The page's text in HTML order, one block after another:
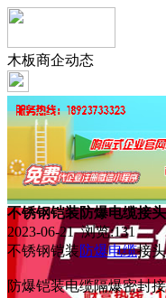
木板商企动态
不锈钢铠装防爆电缆接
2023-06-21 浏览:131
不锈钢铠装防爆电缆接
防爆铠装电缆隔爆密封